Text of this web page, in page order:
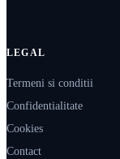
LEGAL
Termeni si conditii
Confidentialitate
Cookies
Contact